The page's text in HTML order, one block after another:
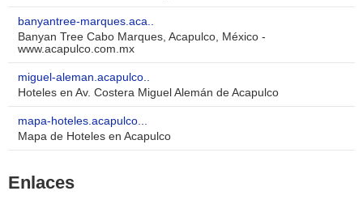
banyantree-marques.aca..
Banyan Tree Cabo Marques, Acapulco, México -
www.acapulco.com.mx
miguel-aleman.acapulco..
Hoteles en Av. Costera Miguel Alemán de Acapulco
mapa-hoteles.acapulco...
Mapa de Hoteles en Acapulco
Enlaces